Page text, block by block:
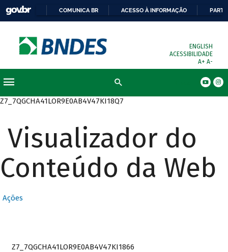
COMUNICA BR ACESSO À INFORMAÇÃO
ENGLISH
ACESSIBILIDADE
A+ A-
Z7_7QGCHA41LOR9E0AB4V47KI18Q7
Visualizador do
Conteúdo da Web
Ações
Z7_7QGCHA41LOR9E0AB4V47KI1866